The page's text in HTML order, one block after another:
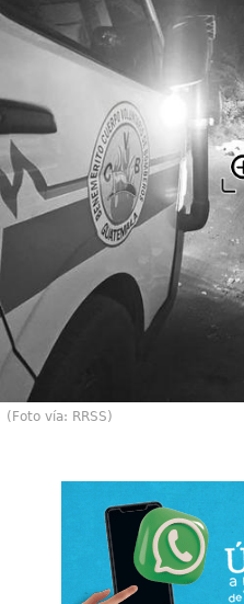
(Foto vía: RRSS)